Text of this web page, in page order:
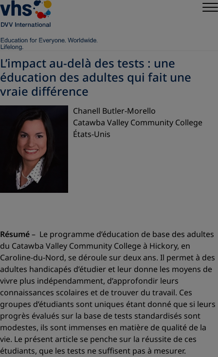
L’impact au-delà des tests : une
éducation des adultes qui fait une
vraie différence
Chanell Butler-Morello
Catawba Valley Community College
États-Unis
Résumé– Le programme d’éducation de base des adultes
du Catawba Valley Community College à Hickory, en
Caroline-du-Nord, se déroule sur deux ans. Il permet à des
adultes handicapés d’étudier et leur donne les moyens de
vivre plus indépendamment, d’approfondir leurs
connaissances scolaires et de trouver du travail. Ces
groupes d’étudiants sont uniques étant donné que si leurs
progrès évalués sur la base de tests standardisés sont
modestes, ils sont immenses en matière de qualité de la
vie. Le présent article se penche sur la réussite de ces
étudiants, que les tests ne suffisent pas à mesurer.